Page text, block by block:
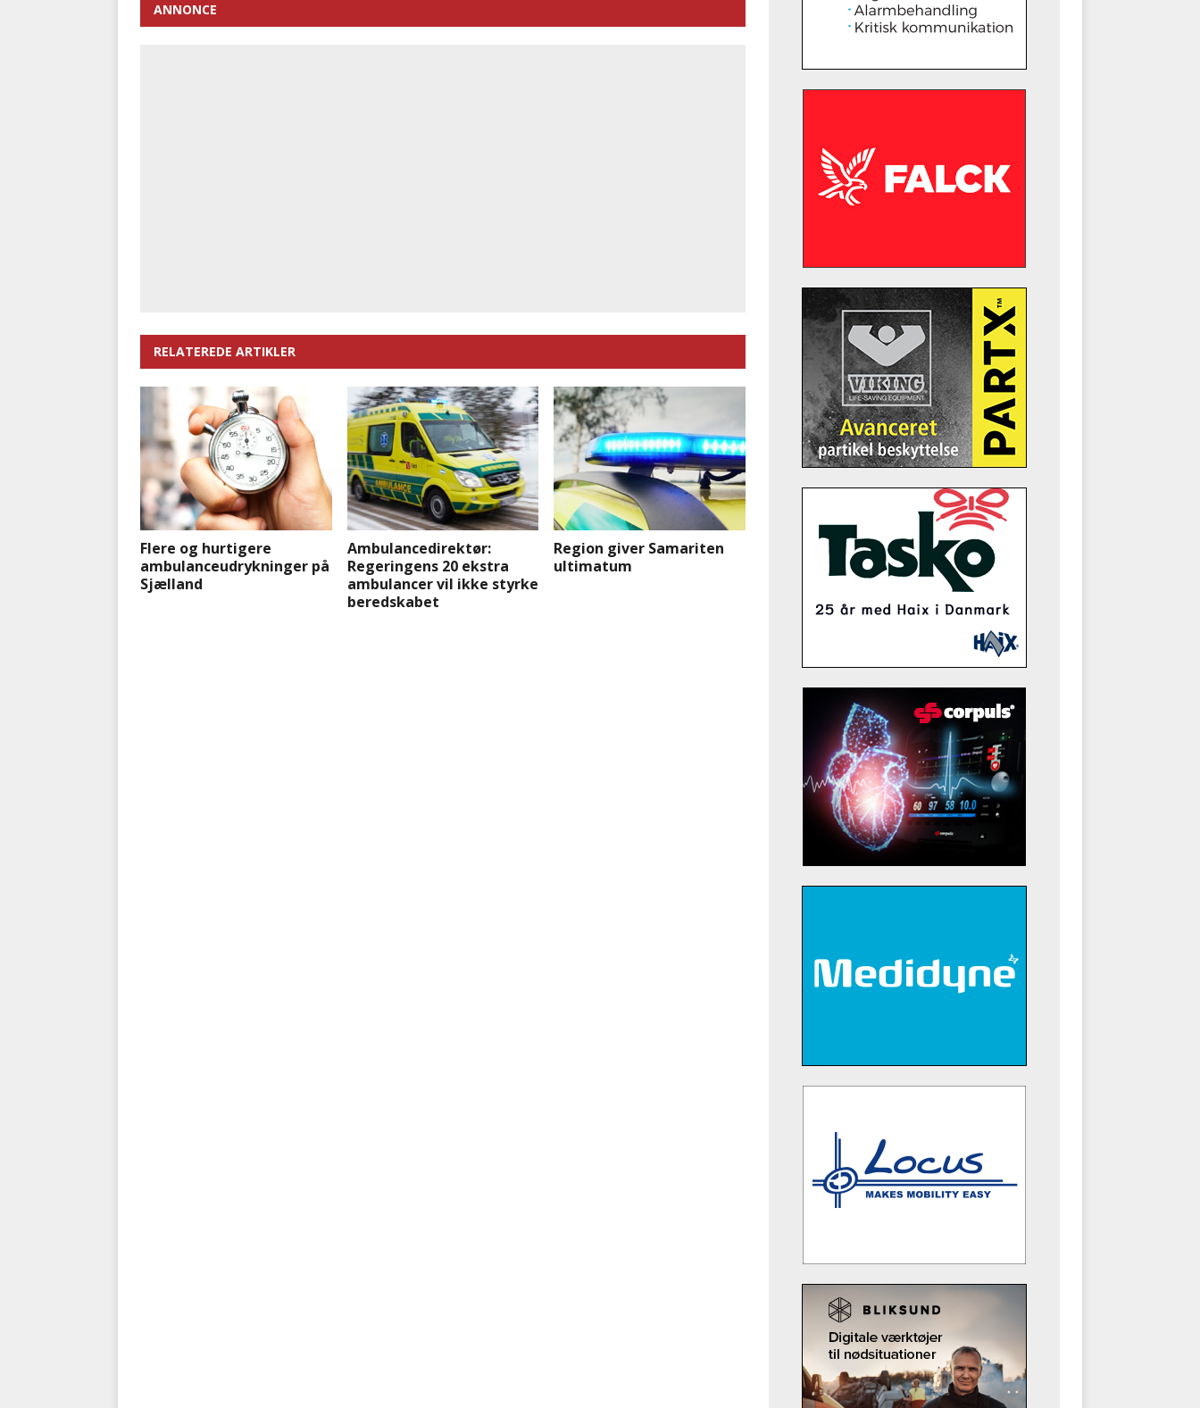
ANNONCE
RELATEREDE ARTIKLER
Flere og hurtigere
ambulanceudrykninger på
Sjælland
Ambulancedirektør:
Regeringens 20 ekstra
ambulancer vil ikke styrke
beredskabet
Region giver Samariten
ultimatum